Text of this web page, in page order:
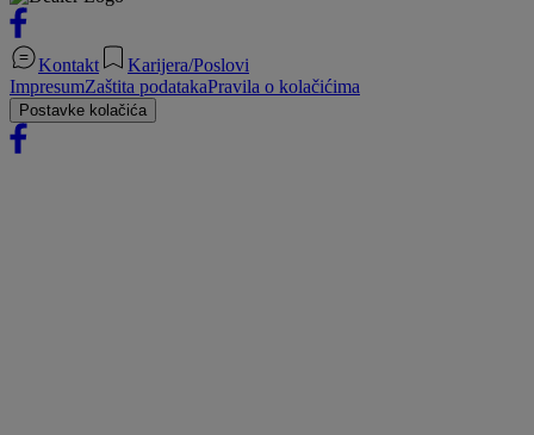
Kontakt
Karijera/Poslovi
ImpresumZaštita podatakaPravila o kolačićima
Postavke kolačića